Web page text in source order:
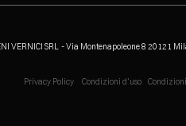
VERNICI SRL - Via Montenapoleone 8 20121
Privacy Policy Condizioni d'uso